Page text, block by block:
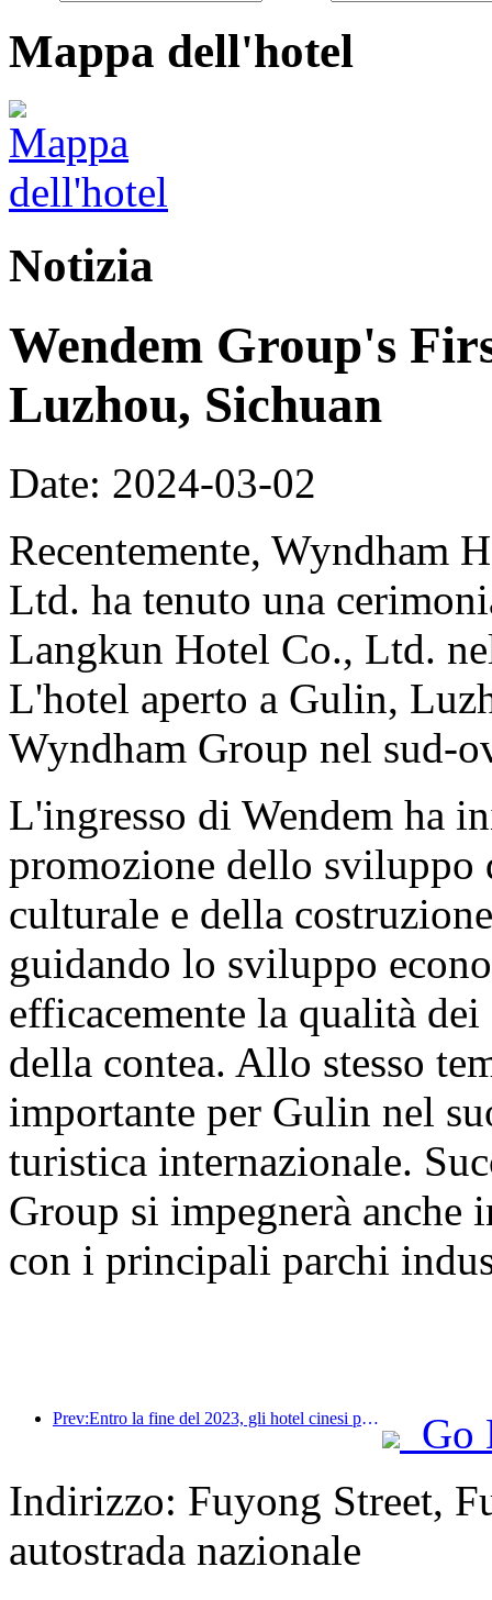
Mappa dell'hotel
Notizia
Wendem Group's
Luzhou, Sichuan
Date: 2024-03-02
Recentemente, Wyndham
Ltd. ha tenuto una
Langkun Hotel Co., Ltd.
L'hotel aperto a Gulin,
Wyndham Group nel sud-
L'ingresso di Wendem ha
promozione dello
culturale e della
guidando lo sviluppo
efficacemente la qualità
della contea. Allo stesso
importante per Gulin nel
turistica internazionale.
Group si impegnerà anche
con i principali parchi
Prev:Entro la fine del 2023, gli hotel cinesi pianificati e in costruzione termineranno con un numero record di progetti e camere
Go
Indirizzo: Fuyong Street,
autostrada nazionale